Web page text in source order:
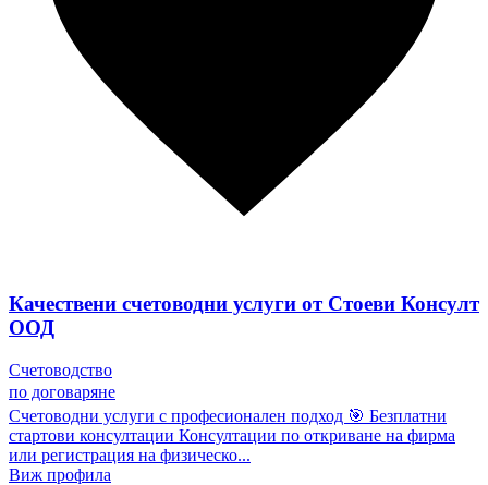
Качествени счетоводни услуги от Стоеви Консулт
ООД
Счетоводство
по договаряне
Счетоводни услуги с професионален подход 🎯 Безплатни
стартови консултации Консултации по откриване на фирма
или регистрация на физическо...
Виж профила